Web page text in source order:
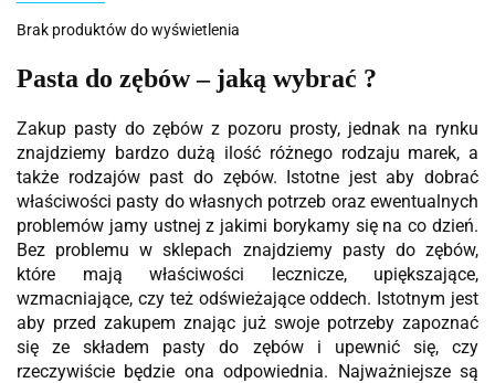
Brak produktów do wyświetlenia
Pasta do zębów – jaką wybrać ?
Zakup pasty do zębów z pozoru prosty, jednak na rynku
znajdziemy bardzo dużą ilość różnego rodzaju marek, a
także rodzajów past do zębów. Istotne jest aby dobrać
właściwości pasty do własnych potrzeb oraz ewentualnych
problemów jamy ustnej z jakimi borykamy się na co dzień.
Bez problemu w sklepach znajdziemy pasty do zębów,
które mają właściwości lecznicze, upiększające,
wzmacniające, czy też odświeżające oddech. Istotnym jest
aby przed zakupem znając już swoje potrzeby zapoznać
się ze składem pasty do zębów i upewnić się, czy
rzeczywiście będzie ona odpowiednia. Najważniejsze są